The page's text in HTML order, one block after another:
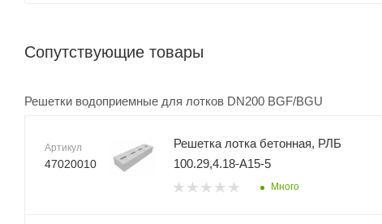
Сопутствующие товары
Решетки водоприемные для лотков DN200 BGF/BGU
Артикул
47020010
Решетка лотка бетонная, РЛБ
100.29,4.18-A15-5
Много